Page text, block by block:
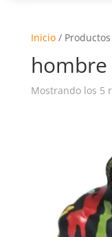
Inicio/
hombre
Mostrando los 5